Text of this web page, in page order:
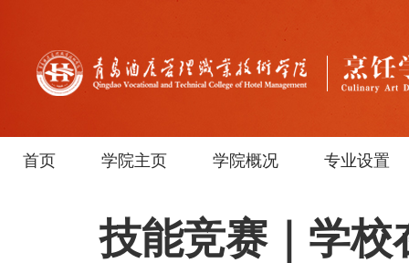
首页 学院主页 学院概况 专业设置
技能竞赛｜学校